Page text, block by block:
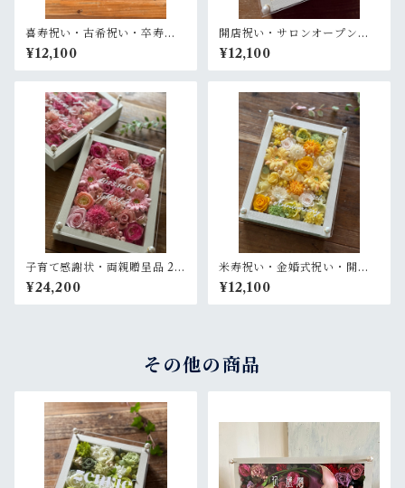
喜寿祝い・古希祝い・卒寿祝
い・長寿祝い・結婚記念日祝
い【名入れ】プリザーブドフ
ラワーアレンジ ウッドフレー
¥12,100
開店祝い・サロンオープン祝
い・退職祝い・結婚祝い【名
入れ】プリザーブドフラワー
アレンジ ウッドフレーム 白木
¥12,100
子育て感謝状・両親贈呈品 2個
セット【名入れ】プリザーブ
ドフラワーアレンジ ウッドフ
レーム〈ピンクペア〉結婚式
¥24,200
米寿祝い・金婚式祝い・開店
祝い・サロンオープン祝い・
退職祝い【名入れ】プリザー
ブドフラワーアレンジ ウッド
¥12,100
その他の商品